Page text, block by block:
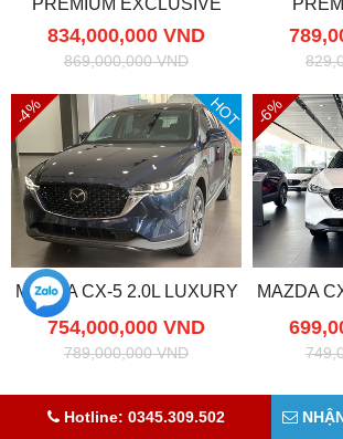
834,000,000 VND
869,000,000 VND
-4% HOT
MAZDA CX-5 2.0L LUXURY
754,000,000 VND
789,000,000 VND
-6%
MAZDA
Hotline: 0345.309.502